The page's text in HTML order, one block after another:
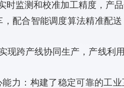
监测和校准加工精度，产品
合智能调度算法精准配送
跨产线协同生产，产线利用
：构建了稳定可靠的工业